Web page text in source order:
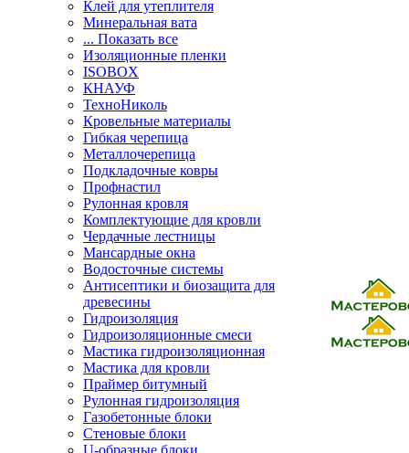
Клей для утеплителя
Минеральная вата
... Показать все
Изоляционные пленки
ISOBOX
КНАУФ
ТехноНиколь
Кровельные материалы
Гибкая черепица
Металлочерепица
Подкладочные ковры
Профнастил
Рулонная кровля
Комплектующие для кровли
Чердачные лестницы
Мансардные окна
Водосточные системы
Антисептики и биозащита для
древесины
Гидроизоляция
Гидроизоляционные смеси
Мастика гидроизоляционная
Мастика для кровли
Праймер битумный
Рулонная гидроизоляция
Газобетонные блоки
Стеновые блоки
U-образные блоки